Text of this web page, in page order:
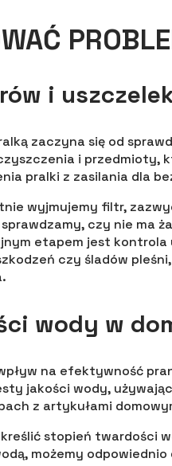
i
zaczyna się od
i przedmioty,
pralki z zasilania dla
wyjmujemy filtr,
czy nie ma
etapem jest
czy śladów
wody w
na efektywność
jakości wody,
z artykułami
stopień twardości
możemy